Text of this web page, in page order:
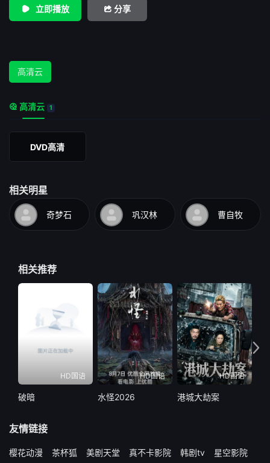
犇 饰）夫妇则干脆想做“钉子户”拒不搬迁。经过一系列艰难交涉，
决定给行医的李医生换成一楼的房子，孔亮趁机给阿毛散布说，对
量成人之美做到使大多数满意。此时孔亮夫妇感到了孤立......
立即播放 分享
高清云
高清云 1
DVD高清
相关明星
奇梦石 巩汉林 曹自牧
相关推荐
HD国语
破暗
HD国语
水怪2026
HD国语
港城大劫案
友情链接
樱花动漫 茶杯狐 美剧天堂 真不卡影院 韩剧tv 星空影院